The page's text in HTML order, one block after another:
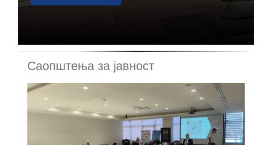
Саопштења за јавност